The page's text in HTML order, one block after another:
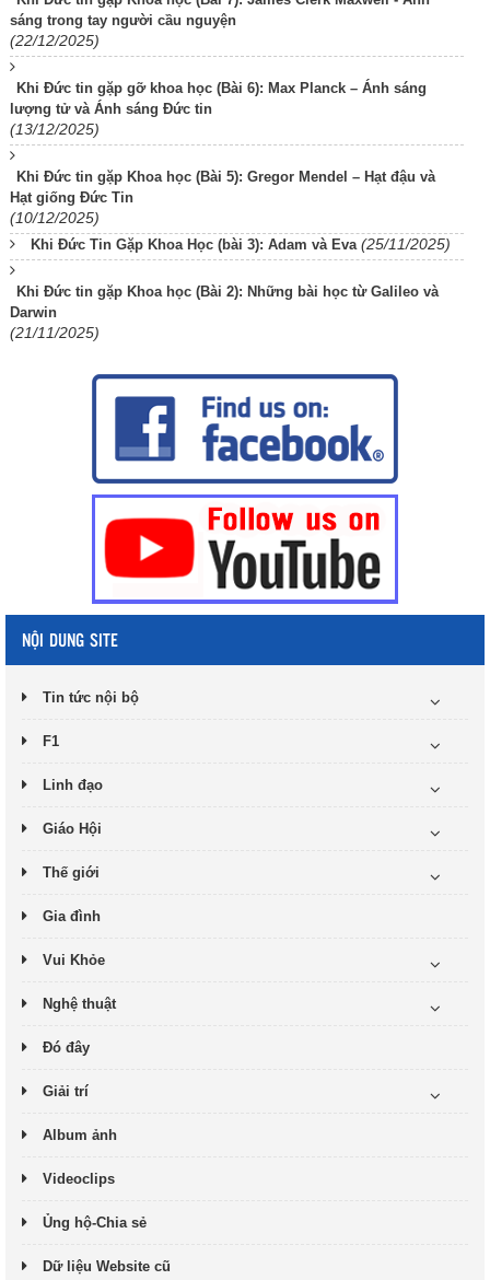
sáng trong tay người cầu nguyện
(22/12/2025)
Khi Đức tin gặp gỡ khoa học (Bài 6): Max Planck – Ánh sáng
lượng tử và Ánh sáng Đức tin
(13/12/2025)
Khi Đức tin gặp Khoa học (Bài 5): Gregor Mendel – Hạt đậu và
Hạt giống Đức Tin
(10/12/2025)
Khi Đức Tin Gặp Khoa Học (bài 3): Adam và Eva (25/11/2025)
Khi Đức tin gặp Khoa học (Bài 2): Những bài học từ Galileo và
Darwin
(21/11/2025)
NỘI DUNG SITE
Tin tức nội bộ
F1
Linh đạo
Giáo Hội
Thế giới
Gia đình
Vui Khỏe
Nghệ thuật
Đó đây
Giải trí
Album ảnh
Videoclips
Ủng hộ-Chia sẻ
Dữ liệu Website cũ